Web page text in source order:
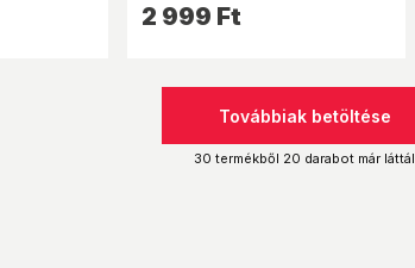
2 999 Ft
Továbbiak betöltése
30 termékből 20 darabot már láttál